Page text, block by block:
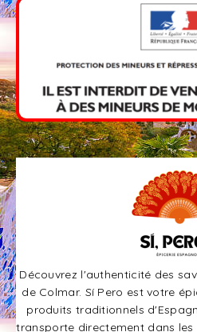
Découvrez l'authenticité des
de Colmar. Sí Pero est votre
produits traditionnels
transporte directement dans les